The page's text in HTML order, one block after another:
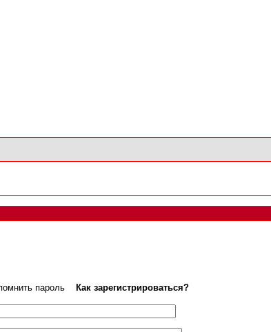
пароль
Как зарегистрироваться?